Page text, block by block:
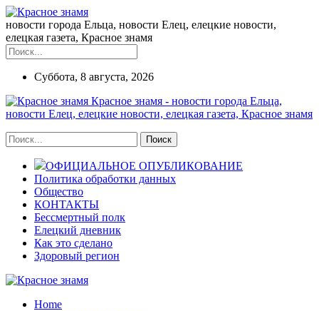
новости города Ельца, новости Елец, елецкие новости,
елецкая газета, Красное знамя
Суббота, 8 августа, 2026
Красное знамя - новости города Ельца,
новости Елец, елецкие новости, елецкая газета, Красное знамя
ОФИЦИАЛЬНОЕ ОПУБЛИКОВАНИЕ
Политика обработки данных
Общество
КОНТАКТЫ
Бессмертный полк
Елецкий дневник
Как это сделано
Здоровый регион
Home